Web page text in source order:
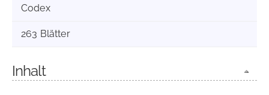
Codex
263 Blätter
Inhalt